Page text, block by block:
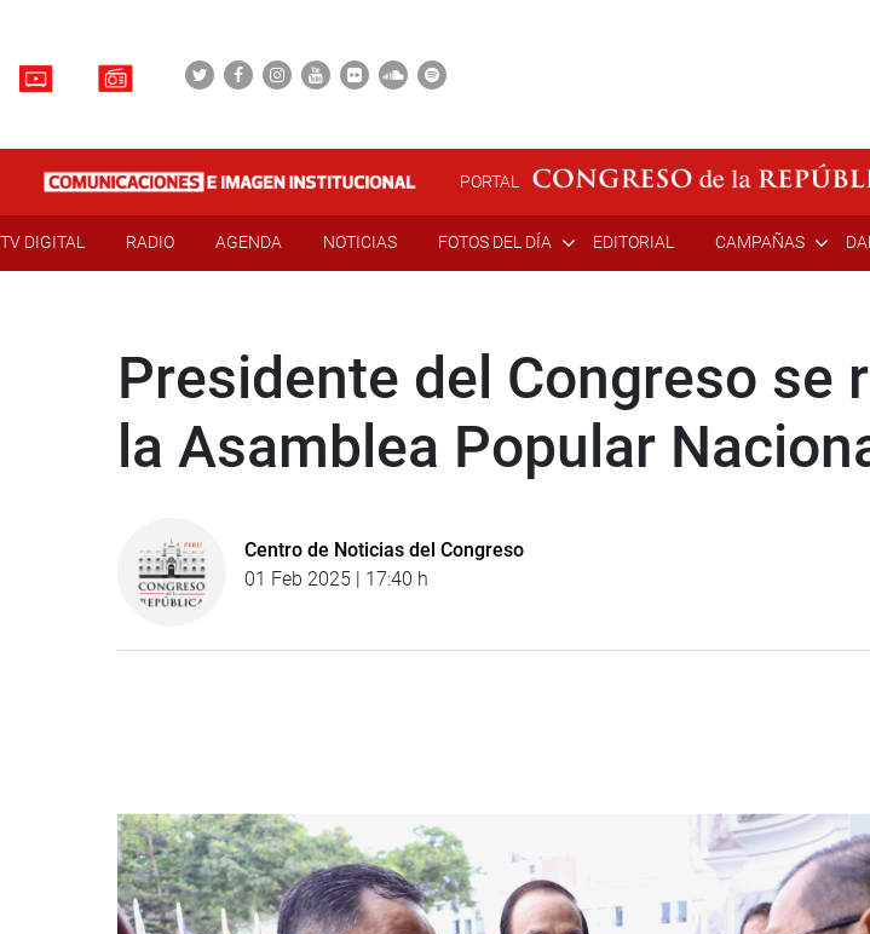
PORTAL
TV DIGITAL RADIO AGENDA NOTICIAS FOTOS DEL DÍA EDITORIAL CAMPAÑAS
Presidente del Congreso se
la Asamblea Popular
Centro de Noticias del Congreso
01 Feb 2025 | 17:40 h